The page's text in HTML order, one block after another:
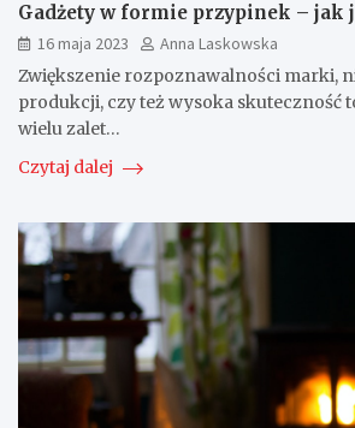
Gadżety w formie przypinek – jak
16 maja 2023
Anna Laskowska
Zwiększenie rozpoznawalności marki,
produkcji, czy też wysoka skuteczność
wielu zalet…
Czytaj dalej